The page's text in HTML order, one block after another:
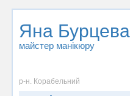
Яна Бурцева
майстер манікюру
р-н. Корабельний